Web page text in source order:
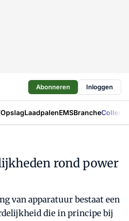
Abonneren Inloggen
OpslagLaadpalenEMSBranche
rond power
van apparatuur bestaat een
die in principe bij